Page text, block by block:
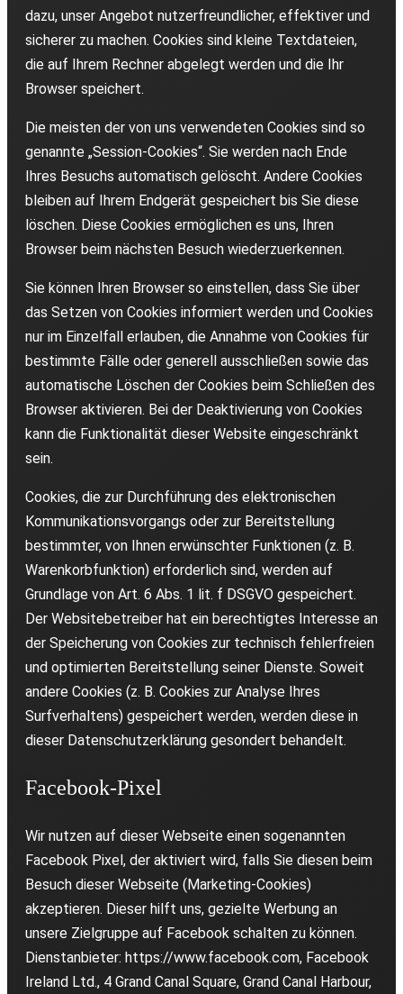
dazu, unser Angebot nutzerfreundlicher, effektiver und
sicherer zu machen. Cookies sind kleine Textdateien,
die auf Ihrem Rechner abgelegt werden und die Ihr
Browser speichert.
Die meisten der von uns verwendeten Cookies sind so
genannte „Session-Cookies“. Sie werden nach Ende
Ihres Besuchs automatisch gelöscht. Andere Cookies
bleiben auf Ihrem Endgerät gespeichert bis Sie diese
löschen. Diese Cookies ermöglichen es uns, Ihren
Browser beim nächsten Besuch wiederzuerkennen.
Sie können Ihren Browser so einstellen, dass Sie über
das Setzen von Cookies informiert werden und Cookies
nur im Einzelfall erlauben, die Annahme von Cookies für
bestimmte Fälle oder generell ausschließen sowie das
automatische Löschen der Cookies beim Schließen des
Browser aktivieren. Bei der Deaktivierung von Cookies
kann die Funktionalität dieser Website eingeschränkt
sein.
Cookies, die zur Durchführung des elektronischen
Kommunikationsvorgangs oder zur Bereitstellung
bestimmter, von Ihnen erwünschter Funktionen (z. B.
Warenkorbfunktion) erforderlich sind, werden auf
Grundlage von Art. 6 Abs. 1 lit. f DSGVO gespeichert.
Der Websitebetreiber hat ein berechtigtes Interesse an
der Speicherung von Cookies zur technisch fehlerfreien
und optimierten Bereitstellung seiner Dienste. Soweit
andere Cookies (z. B. Cookies zur Analyse Ihres
Surfverhaltens) gespeichert werden, werden diese in
dieser Datenschutzerklärung gesondert behandelt.
Facebook-Pixel
Wir nutzen auf dieser Webseite einen sogenannten
Facebook Pixel, der aktiviert wird, falls Sie diesen beim
Besuch dieser Webseite (Marketing-Cookies)
akzeptieren. Dieser hilft uns, gezielte Werbung an
unsere Zielgruppe auf Facebook schalten zu können.
Dienstanbieter: https://www.facebook.com, Facebook
Ireland Ltd., 4 Grand Canal Square, Grand Canal Harbour,